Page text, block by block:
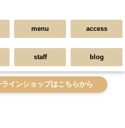
menu access
staff blog
インショップはこちらから